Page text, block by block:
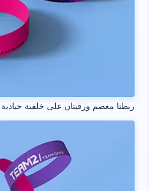
ربطتا معصم ورقيتان على خلفية حيادية